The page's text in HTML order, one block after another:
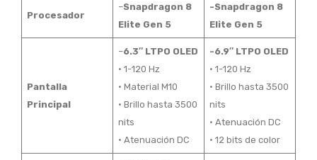
Procesador
–Snapdragon 8
Elite Gen 5
-Snapdragon 8
Elite Gen 5
Pantalla
Principal
–6.3″ LTPO OLED
• 1-120 Hz
• Material M10
• Brillo hasta 3500
nits
• Atenuación DC
-6.9″ LTPO OLED
• 1-120 Hz
• Brillo hasta 3500
nits
• Atenuación DC
• 12 bits de color